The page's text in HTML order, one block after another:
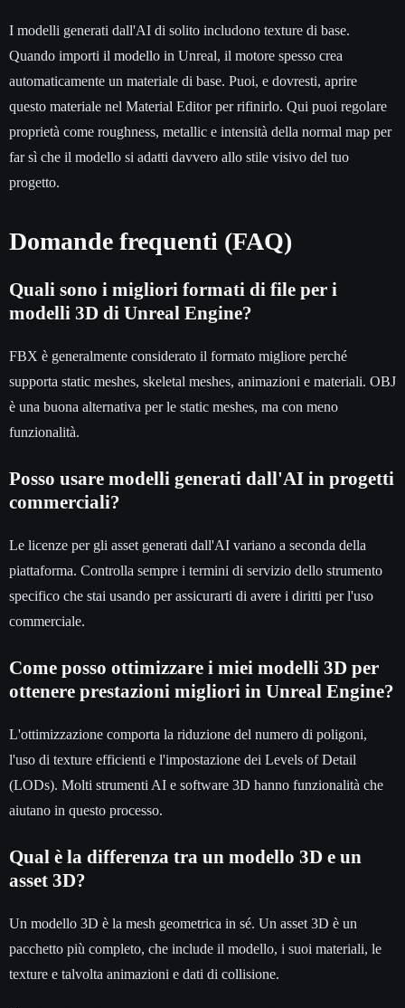
I modelli generati dall'AI di solito includono texture di base.
Quando importi il modello in Unreal, il motore spesso crea
automaticamente un materiale di base. Puoi, e dovresti, aprire
questo materiale nel Material Editor per rifinirlo. Qui puoi regolare
proprietà come roughness, metallic e intensità della normal map per
far sì che il modello si adatti davvero allo stile visivo del tuo
progetto.
Domande frequenti (FAQ)
Quali sono i migliori formati di file per i
modelli 3D di Unreal Engine?
FBX è generalmente considerato il formato migliore perché
supporta static meshes, skeletal meshes, animazioni e materiali. OBJ
è una buona alternativa per le static meshes, ma con meno
funzionalità.
Posso usare modelli generati dall'AI in progetti
commerciali?
Le licenze per gli asset generati dall'AI variano a seconda della
piattaforma. Controlla sempre i termini di servizio dello strumento
specifico che stai usando per assicurarti di avere i diritti per l'uso
commerciale.
Come posso ottimizzare i miei modelli 3D per
ottenere prestazioni migliori in Unreal Engine?
L'ottimizzazione comporta la riduzione del numero di poligoni,
l'uso di texture efficienti e l'impostazione dei Levels of Detail
(LODs). Molti strumenti AI e software 3D hanno funzionalità che
aiutano in questo processo.
Qual è la differenza tra un modello 3D e un
asset 3D?
Un modello 3D è la mesh geometrica in sé. Un asset 3D è un
pacchetto più completo, che include il modello, i suoi materiali, le
texture e talvolta animazioni e dati di collisione.